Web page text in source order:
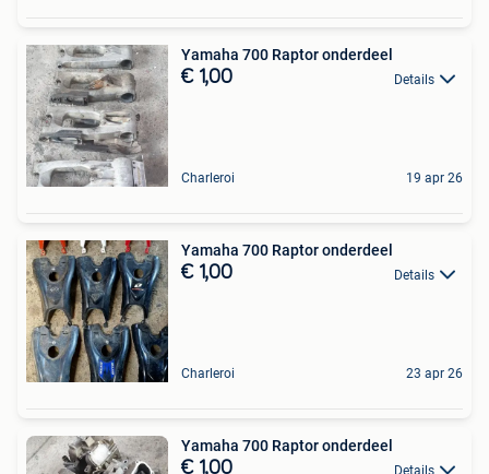
Yamaha 700 Raptor onderdeel
€ 1,00 Details
Charleroi 19 apr 26
Yamaha 700 Raptor onderdeel
€ 1,00 Details
Charleroi 23 apr 26
Yamaha 700 Raptor onderdeel
€ 1,00 Details